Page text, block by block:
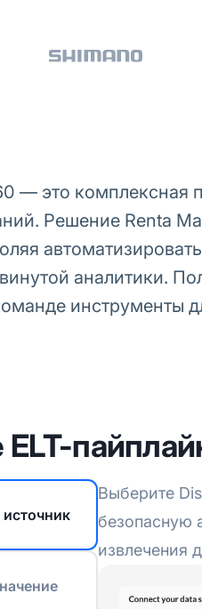
— это комплексная
Решение Renta
аналитики.
инструменты
ELT-
Выберите
безопасную
извлечения